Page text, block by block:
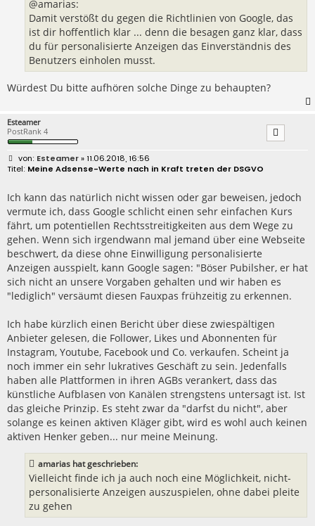
@amarias:
Damit verstößt du gegen die Richtlinien von Google, das
ist dir hoffentlich klar ... denn die besagen ganz klar, dass
du für personalisierte Anzeigen das Einverständnis des
Benutzers einholen musst.
Würdest Du bitte aufhören solche Dinge zu behaupten?
Esteamer
PostRank 4
B
e
r
a
g
Esteamer» 11.06.2018, 16:56
Meine Adsense-Werte nach in Kraft treten der DSGVO
Ich kann das natürlich nicht wissen oder gar beweisen, jedoch
vermute ich, dass Google schlicht einen sehr einfachen Kurs
fährt, um potentiellen Rechtsstreitigkeiten aus dem Wege zu
gehen. Wenn sich irgendwann mal jemand über eine Webseite
beschwert, da diese ohne Einwilligung personalisierte
Anzeigen ausspielt, kann Google sagen: "Böser Pubilsher, er hat
sich nicht an unsere Vorgaben gehalten und wir haben es
"lediglich" versäumt diesen Fauxpas frühzeitig zu erkennen.
Ich habe kürzlich einen Bericht über diese zwiespältigen
Anbieter gelesen, die Follower, Likes und Abonnenten für
Instagram, Youtube, Facebook und Co. verkaufen. Scheint ja
noch immer ein sehr lukratives Geschäft zu sein. Jedenfalls
haben alle Plattformen in ihren AGBs verankert, dass das
künstliche Aufblasen von Kanälen strengstens untersagt ist. Ist
das gleiche Prinzip. Es steht zwar da "darfst du nicht", aber
solange es keinen aktiven Kläger gibt, wird es wohl auch keinen
aktiven Henker geben... nur meine Meinung.
amarias hat geschrieben:
Vielleicht finde ich ja auch noch eine Möglichkeit, nicht-
personalisierte Anzeigen auszuspielen, ohne dabei pleite
zu gehen